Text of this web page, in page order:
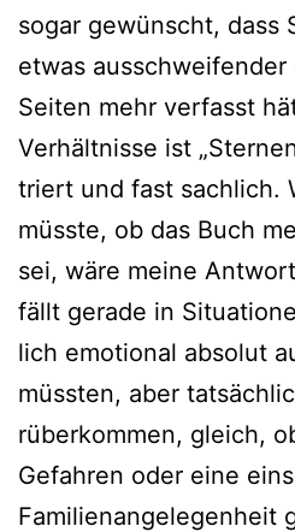
sogar gewünscht, dass
etwas
Seiten mehr ver­fasst
Verhältnisse ist
triert und fast sach­lich.
müss­te, ob das Buch
sei, wäre mei­ne
fällt gera­de in
lich emo­tio­nal abso­lut
müss­ten, aber
rüber­kom­men, gleich,
Gefahren oder eine
Familienangelegenheit